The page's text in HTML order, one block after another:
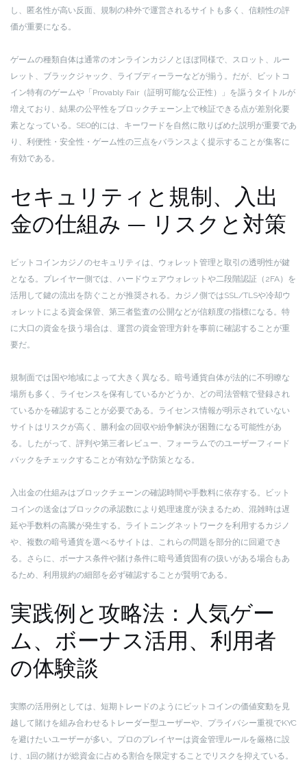
し、匿名性が高い反面、規制の枠外で運営されるサイトも多く、信頼性の評
価が重要になる。
ゲームの種類自体は通常のオンラインカジノとほぼ同様で、スロット、ルー
レット、ブラックジャック、ライブディーラーなどが揃う。だが、ビットコ
イン特有のゲームや「Provably Fair（証明可能な公正性）」を謳うタイトルが
増えており、結果の公平性をブロックチェーン上で検証できる点が差別化要
素となっている。SEO的には、キーワードを自然に散りばめた説明が重要であ
り、利便性・安全性・ゲーム性の三点をバランスよく提示することが集客に
有効である。
セキュリティと規制、入出
金の仕組み — リスクと対策
ビットコインカジノのセキュリティは、ウォレット管理と取引の透明性が鍵
となる。プレイヤー側では、ハードウェアウォレットや二段階認証（2FA）を
活用して鍵の流出を防ぐことが推奨される。カジノ側ではSSL/TLSや冷却ウ
ォレットによる資金保管、第三者監査の公開などが信頼度の指標になる。特
に大口の資金を扱う場合は、運営の資金管理方針を事前に確認することが重
要だ。
規制面では国や地域によって大きく異なる。暗号通貨自体が法的に不明瞭な
場所も多く、ライセンスを保有しているかどうか、どの司法管轄で登録され
ているかを確認することが必要である。ライセンス情報が明示されていない
サイトはリスクが高く、勝利金の回収や紛争解決が困難になる可能性があ
る。したがって、評判や第三者レビュー、フォーラムでのユーザーフィード
バックをチェックすることが有効な予防策となる。
入出金の仕組みはブロックチェーンの確認時間や手数料に依存する。ビット
コインの送金はブロックの承認数により処理速度が決まるため、混雑時は遅
延や手数料の高騰が発生する。ライトニングネットワークを利用するカジノ
や、複数の暗号通貨を選べるサイトは、これらの問題を部分的に回避でき
る。さらに、ボーナス条件や賭け条件に暗号通貨固有の扱いがある場合もあ
るため、利用規約の細部を必ず確認することが賢明である。
実践例と攻略法：人気ゲー
ム、ボーナス活用、利用者
の体験談
実際の活用例としては、短期トレードのようにビットコインの価値変動を見
越して賭けを組み合わせるトレーダー型ユーザーや、プライバシー重視でKYC
を避けたいユーザーが多い。プロのプレイヤーは資金管理ルールを厳格に設
け、1回の賭けが総資金に占める割合を限定することでリスクを抑えている。